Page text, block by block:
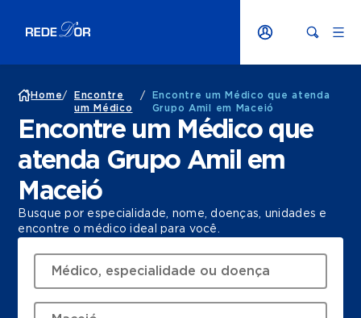
Home/
Encontre
um Médico
/
Encontre um Médico que atenda
Grupo Amil em Maceió
Encontre um Médico que
atenda Grupo Amil em
Maceió
Busque por especialidade, nome, doenças, unidades e
encontre o médico ideal para você.